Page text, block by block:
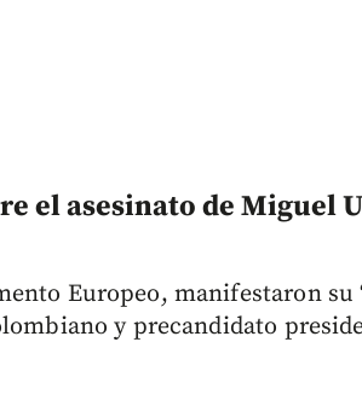
el asesinato de Miguel
Europeo, manifestaron su
y precandidato